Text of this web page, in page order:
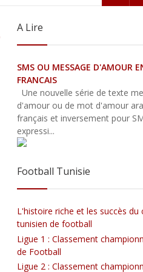
A Lire
SMS OU MESSAGE D'AMOUR
FRANCAIS
Une nouvelle série de texte
d'amour ou de mot d'amour
français et inversement pour
expressi...
Football Tunisie
L'histoire riche et les succès du
tunisien de football
Ligue 1 : Classement
de Football
Ligue 2 : Classement